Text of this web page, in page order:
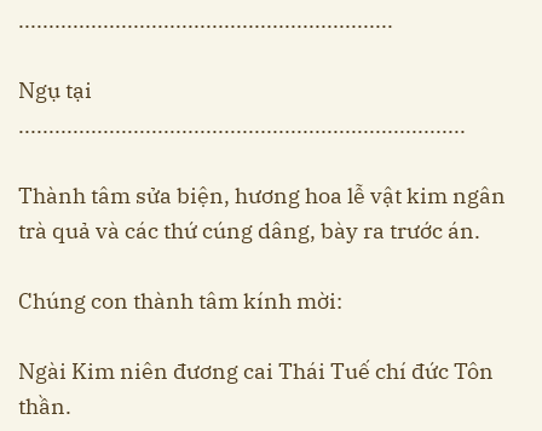
..............................................................
Ngụ tại
..........................................................................
Thành tâm sửa biện, hương hoa lễ vật kim ngân
trà quả và các thứ cúng dâng, bày ra trước án.
Chúng con thành tâm kính mời:
Ngài Kim niên đương cai Thái Tuế chí đức Tôn
thần.